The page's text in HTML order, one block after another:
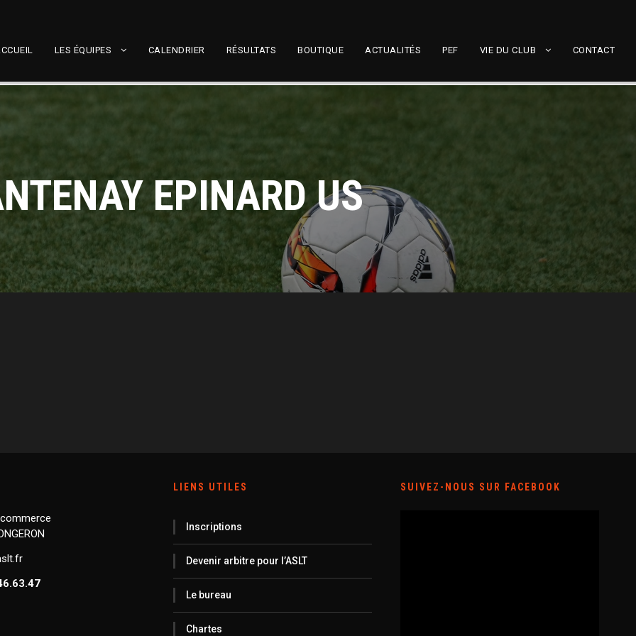
LES ÉQUIPES CALENDRIER RÉSULTATS BOUTIQUE ACTUALITÉS PEF VIE DU CLUB CONTACT
EPINARD US
LIENS UTILES
Inscriptions
Devenir arbitre pour l’ASLT
Le bureau
Chartes
SUIVEZ-NOUS SUR FACEBOOK